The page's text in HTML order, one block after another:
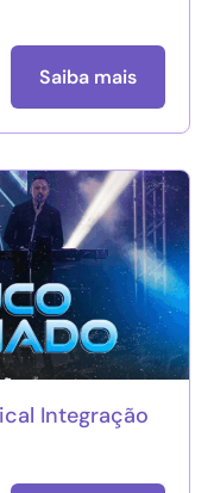
Saiba mais
Integração